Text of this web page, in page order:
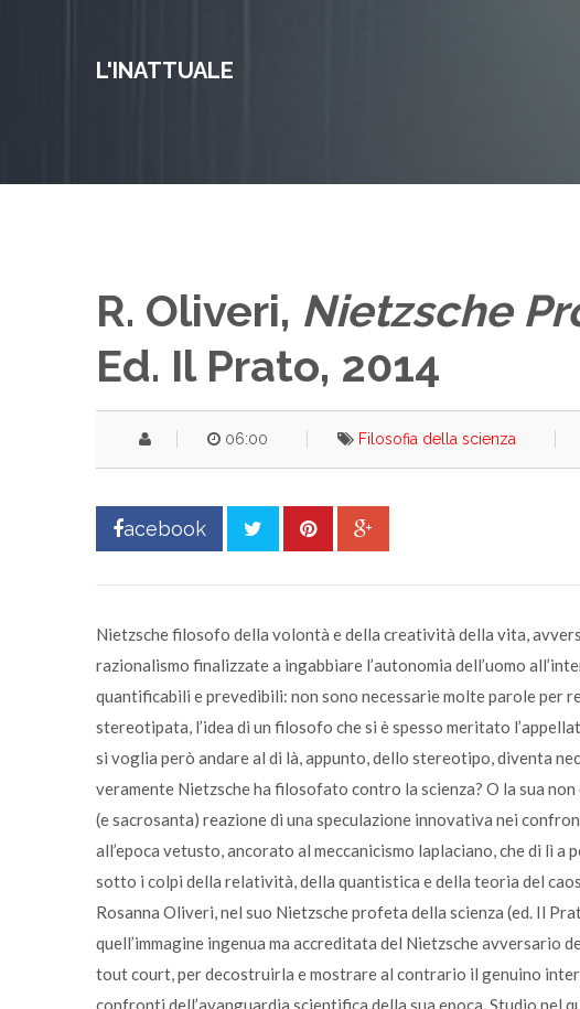
L'INATTUALE
R. Oliveri, Nietzsche
Ed. Il Prato, 2014
06:00 Filosofia della scienza
acebook
Nietzsche filosofo della volontà e della creatività della vita,
razionalismo finalizzate a ingabbiare l’autonomia dell’uomo
quantificabili e prevedibili: non sono necessarie molte parole per
stereotipata, l’idea di un filosofo che si è spesso meritato
si voglia però andare al di là, appunto, dello stereotipo, diventa
veramente Nietzsche ha filosofato contro la scienza? O la sua
(e sacrosanta) reazione di una speculazione innovativa nei
all’epoca vetusto, ancorato al meccanicismo laplaciano, che di lì a
sotto i colpi della relatività, della quantistica e della teoria del
Rosanna Oliveri, nel suo Nietzsche profeta della scienza (ed. Il
quell’immagine ingenua ma accreditata del Nietzsche avversario
tout court, per decostruirla e mostrare al contrario il genuino
confronti dell’avanguardia scientifica della sua epoca. Studio nel